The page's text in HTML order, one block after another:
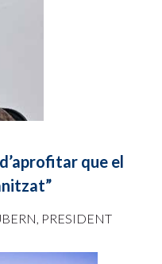
que el
PRESIDENT